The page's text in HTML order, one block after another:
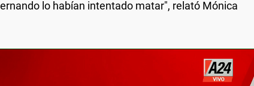
lo habían intentado matar", relató Mónica